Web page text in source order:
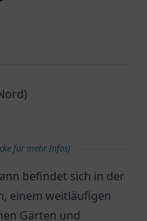
für mehr Infos)
befindet sich in der
einem weitläufigen
Gärten und